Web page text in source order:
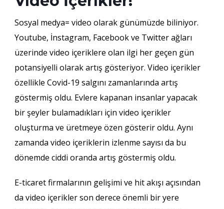
Sosyal medya= video olarak günümüzde biliniyor.
Youtube, İnstagram, Facebook ve Twitter ağları
üzerinde video içeriklere olan ilgi her geçen gün
potansiyelli olarak artış gösteriyor. Video içerikler
özellikle Covid-19 salgını zamanlarında artış
göstermiş oldu. Evlere kapanan insanlar yapacak
bir şeyler bulamadıkları için video içerikler
oluşturma ve üretmeye özen gösterir oldu. Aynı
zamanda video içeriklerin izlenme sayısı da bu
dönemde ciddi oranda artış göstermiş oldu.
E-ticaret firmalarının gelişimi ve hit akışı açısından
da video içerikler son derece önemli bir yere